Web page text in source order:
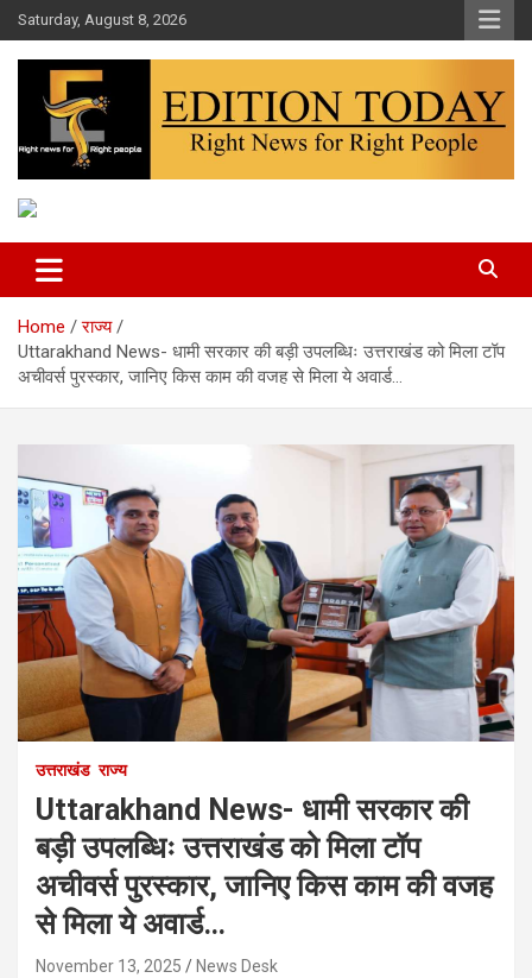
Skip
to
content
Saturday, August 8, 2026
Edition Today
Home
राज्य
Uttarakhand News- धामी सरकार की बड़ी उपलब्धिः उत्तराखंड को मिला टॉप
अचीवर्स पुरस्कार, जानिए किस काम की वजह से मिला ये अवार्ड…
उत्तराखंड राज्य
Uttarakhand News- धामी सरकार की
बड़ी उपलब्धिः उत्तराखंड को मिला टॉप
अचीवर्स पुरस्कार, जानिए किस काम की वजह
से मिला ये अवार्ड…
November 13, 2025 News Desk